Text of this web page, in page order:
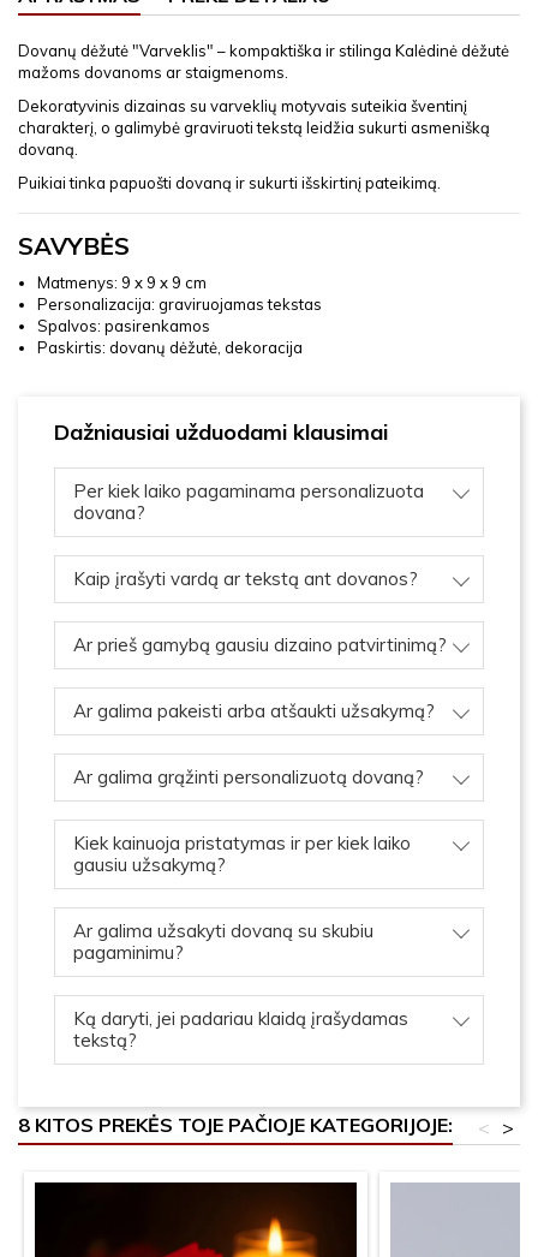
Dovanų dėžutė "Varveklis" – kompaktiška ir stilinga Kalėdinė dėžutė
mažoms dovanoms ar staigmenoms.
Dekoratyvinis dizainas su varveklių motyvais suteikia šventinį
charakterį, o galimybė graviruoti tekstą leidžia sukurti asmenišką
dovaną.
Puikiai tinka papuošti dovaną ir sukurti išskirtinį pateikimą.
SAVYBĖS
Matmenys: 9 x 9 x 9 cm
Personalizacija: graviruojamas tekstas
Spalvos: pasirenkamos
Paskirtis: dovanų dėžutė, dekoracija
Dažniausiai užduodami klausimai
Per kiek laiko pagaminama personalizuota
dovana?
Kaip įrašyti vardą ar tekstą ant dovanos?
Ar prieš gamybą gausiu dizaino patvirtinimą?
Ar galima pakeisti arba atšaukti užsakymą?
Ar galima grąžinti personalizuotą dovaną?
Kiek kainuoja pristatymas ir per kiek laiko
gausiu užsakymą?
Ar galima užsakyti dovaną su skubiu
pagaminimu?
Ką daryti, jei padariau klaidą įrašydamas
tekstą?
8 KITOS PREKĖS TOJE PAČIOJE KATEGORIJOJE: >
<